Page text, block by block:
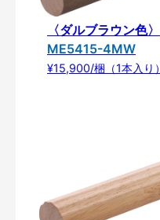
〈ダルブラウン色〉
ME5415-4MW
¥15,900/梱（1本入り）